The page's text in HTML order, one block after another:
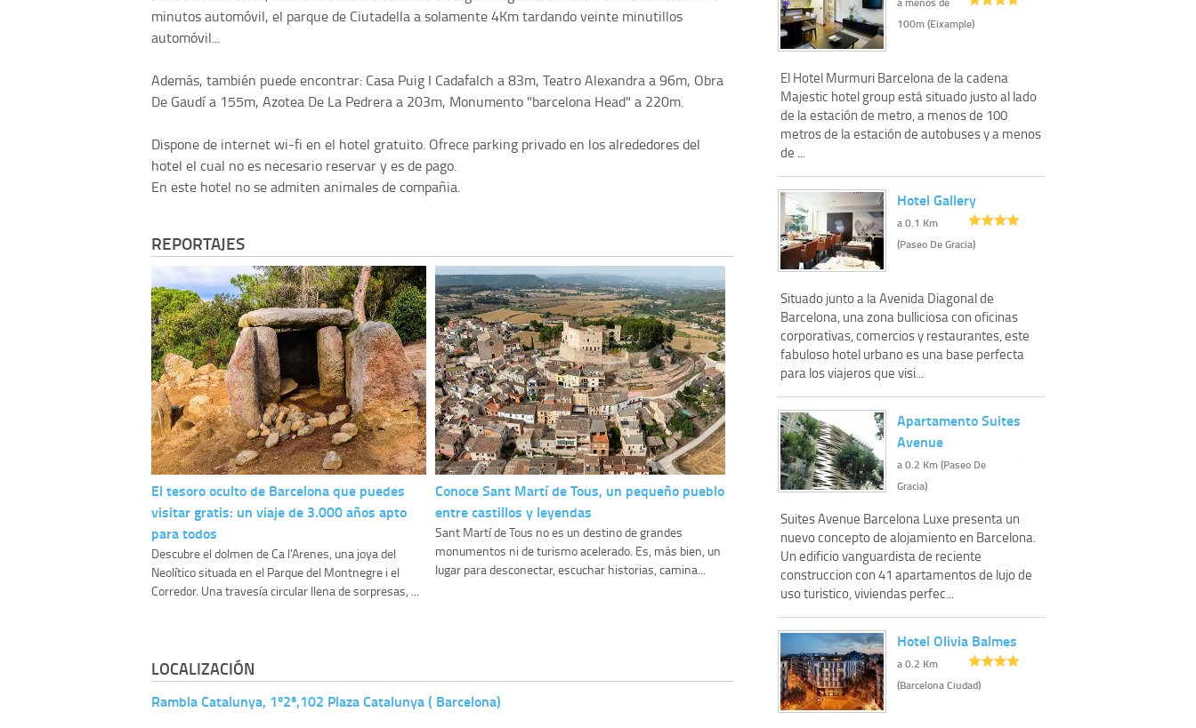
minutos automóvil, el parque de Ciutadella a solamente 4Km tardando veinte minutillos
automóvil...
Además, también puede encontrar: Casa Puig I Cadafalch a 83m, Teatro Alexandra a 96m, Obra
De Gaudí a 155m, Azotea De La Pedrera a 203m, Monumento "barcelona Head" a 220m.
Dispone de internet wi-fi en el hotel gratuito. Ofrece parking privado en los alrededores del
hotel el cual no es necesario reservar y es de pago.
En este hotel no se admiten animales de compañia.
REPORTAJES
El tesoro oculto de Barcelona que puedes
visitar gratis: un viaje de 3.000 años apto
para todos
Descubre el dolmen de Ca l'Arenes, una joya del
Neolítico situada en el Parque del Montnegre i el
Corredor. Una travesía circular llena de sorpresas, ...
Conoce Sant Martí de Tous, un pequeño pueblo
entre castillos y leyendas
Sant Martí de Tous no es un destino de grandes
monumentos ni de turismo acelerado. Es, más bien, un
lugar para desconectar, escuchar historias, camina...
LOCALIZACIÓN
Rambla Catalunya, 1º2ª,102 Plaza Catalunya ( Barcelona)
100m (Eixample)
El Hotel Murmuri Barcelona de la cadena
Majestic hotel group está situado justo al lado
de la estación de metro, a menos de 100
metros de la estación de autobuses y a menos
de ...
Hotel Gallery
a 0.1 Km
(Paseo De Gracia)
Situado junto a la Avenida Diagonal de
Barcelona, una zona bulliciosa con oficinas
corporativas, comercios y restaurantes, este
fabuloso hotel urbano es una base perfecta
para los viajeros que visi...
Apartamento Suites
Avenue
a 0.2 Km (Paseo De
Gracia)
Suites Avenue Barcelona Luxe presenta un
nuevo concepto de alojamiento en Barcelona.
Un edificio vanguardista de reciente
construccion con 41 apartamentos de lujo de
uso turistico, viviendas perfec...
Hotel Olivia Balmes
a 0.2 Km
(Barcelona Ciudad)